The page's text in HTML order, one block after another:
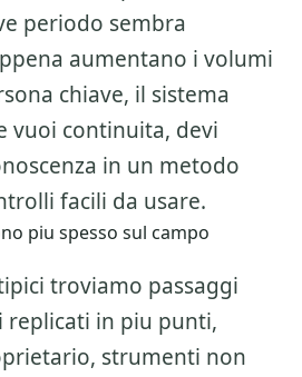
periodo sembra
aumentano i volumi
chiave, il sistema
vuoi continuita, devi
in un metodo
facili da usare.
piu spesso sul campo
troviamo passaggi
replicati in piu punti,
strumenti non